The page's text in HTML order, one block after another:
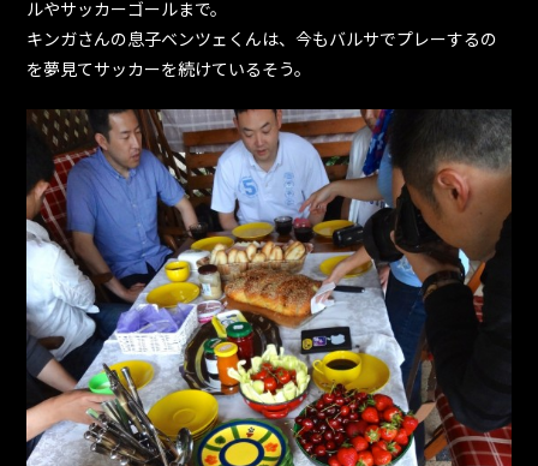
ルやサッカーゴールまで。
キンガさんの息子ベンツェくんは、今もバルサでプレーするの
を夢見てサッカーを続けているそう。